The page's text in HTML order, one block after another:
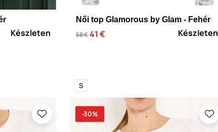
Készleten
Női top Glamorous by Glam - Fehér
58 €41 € Készleten
S
-30%